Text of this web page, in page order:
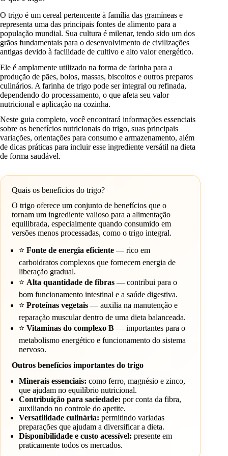
O trigo é um cereal pertencente à família das gramíneas e
representa uma das principais fontes de alimento para a
população mundial. Sua cultura é milenar, tendo sido um dos
grãos fundamentais para o desenvolvimento de civilizações
antigas devido à facilidade de cultivo e alto valor energético.
Ele é amplamente utilizado na forma de farinha para a
produção de pães, bolos, massas, biscoitos e outros preparos
culinários. A farinha de trigo pode ser integral ou refinada,
dependendo do processamento, o que afeta seu valor
nutricional e aplicação na cozinha.
Neste guia completo, você encontrará informações essenciais
sobre os benefícios nutricionais do trigo, suas principais
variações, orientações para consumo e armazenamento, além
de dicas práticas para incluir esse ingrediente versátil na dieta
de forma saudável.
Quais os benefícios do trigo?
O trigo oferece um conjunto de benefícios que o
tornam um ingrediente valioso para a alimentação
equilibrada, especialmente quando consumido em
versões menos processadas, como o trigo integral.
⭐Fonte de energia eficiente — rico em
carboidratos complexos que fornecem energia de
liberação gradual.
⭐ Alta quantidade de fibras — contribui para o
bom funcionamento intestinal e a saúde digestiva.
⭐Proteínas vegetais — auxilia na manutenção e
reparação muscular dentro de uma dieta balanceada.
⭐Vitaminas do complexo B — importantes para o
metabolismo energético e funcionamento do sistema
nervoso.
Outros benefícios importantes do trigo
Minerais essenciais: como ferro, magnésio e zinco,
que ajudam no equilíbrio nutricional.
Contribuição para saciedade: por conta da fibra,
auxiliando no controle do apetite.
Versatilidade culinária: permitindo variadas
preparações que ajudam a diversificar a dieta.
Disponibilidade e custo acessível: presente em
praticamente todos os mercados.